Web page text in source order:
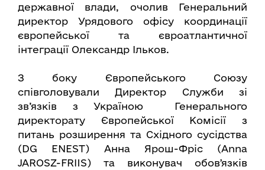
державної влади, очолив Генеральний
директор Урядового офісу координації
європейської та євроатлантичної
інтеграції Олександр Ільков.
З боку Європейського Союзу
співголовували Директор Служби зі
зв’язків з Україною Генерального
директорату Європейської Комісії з
питань розширення та Східного сусідства
(DG ENEST) Анна Ярош-Фріс (Anna
JAROSZ-FRIIS) та виконувач обовʼязків